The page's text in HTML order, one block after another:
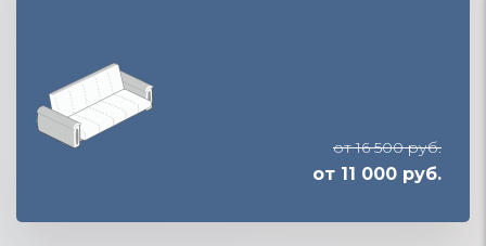
от 16 500 руб.
от 11 000 руб.